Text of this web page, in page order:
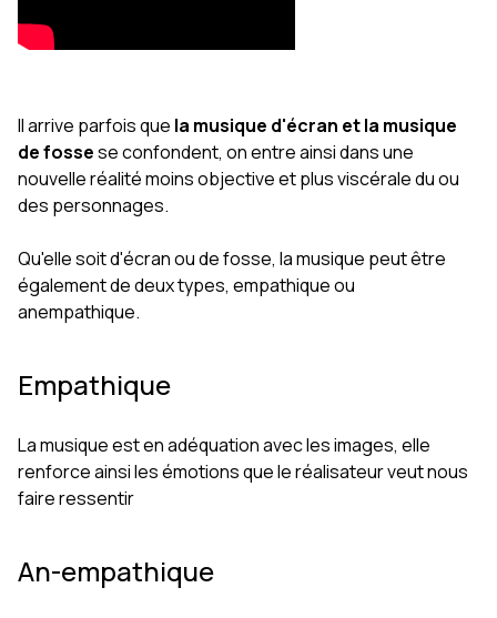
Il arrive parfois que la musique d'écran et la musique
de fossese confondent, on entre ainsi dans une
nouvelle réalité moins objective et plus viscérale du ou
des personnages.
Qu'elle soit d'écran ou de fosse, la musique peut être
également de deux types, empathique ou
anempathique.
Empathique
La musique est en adéquation avec les images, elle
renforce ainsi les émotions que le réalisateur veut nous
faire ressentir
An-empathique